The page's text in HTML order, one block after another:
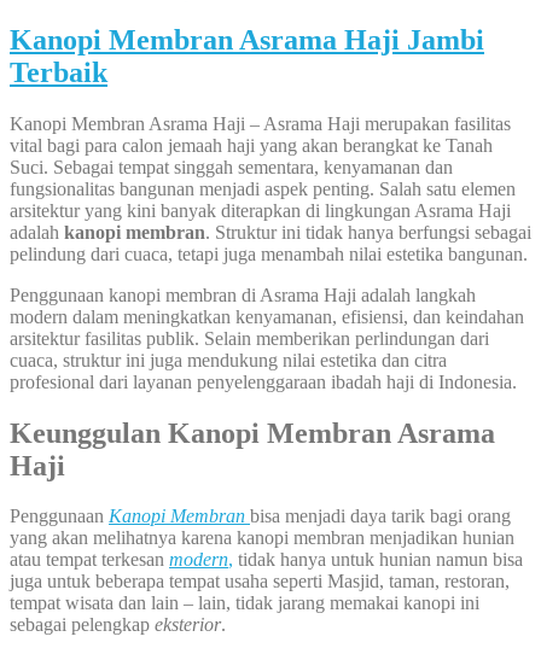
Kanopi Membran Asrama Haji Jambi
Terbaik
Kanopi Membran Asrama Haji – Asrama Haji merupakan fasilitas
vital bagi para calon jemaah haji yang akan berangkat ke Tanah
Suci. Sebagai tempat singgah sementara, kenyamanan dan
fungsionalitas bangunan menjadi aspek penting. Salah satu elemen
arsitektur yang kini banyak diterapkan di lingkungan Asrama Haji
adalah kanopi membran. Struktur ini tidak hanya berfungsi sebagai
pelindung dari cuaca, tetapi juga menambah nilai estetika bangunan.
Penggunaan kanopi membran di Asrama Haji adalah langkah
modern dalam meningkatkan kenyamanan, efisiensi, dan keindahan
arsitektur fasilitas publik. Selain memberikan perlindungan dari
cuaca, struktur ini juga mendukung nilai estetika dan citra
profesional dari layanan penyelenggaraan ibadah haji di Indonesia.
Keunggulan Kanopi Membran Asrama
Haji
Penggunaan Kanopi Membran bisa menjadi daya tarik bagi orang
yang akan melihatnya karena kanopi membran menjadikan hunian
atau tempat terkesan modern, tidak hanya untuk hunian namun bisa
juga untuk beberapa tempat usaha seperti Masjid, taman, restoran,
tempat wisata dan lain – lain, tidak jarang memakai kanopi ini
sebagai pelengkap eksterior.